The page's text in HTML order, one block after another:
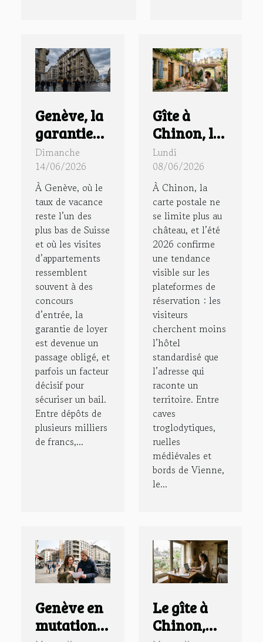
Genève, la
garantie
de loyer
suisse face
à la crise
du
logement
sous haute
tension
Dimanche
14/06/2026
À Genève, où le
taux de vacance
reste l’un des
plus bas de Suisse
et où les visites
d’appartements
ressemblent
souvent à des
concours
d’entrée, la
garantie de loyer
est devenue un
passage obligé, et
parfois un facteur
décisif pour
sécuriser un bail.
Entre dépôts de
plusieurs milliers
de francs,...
Gîte à
Chinon, le
choix
méconnu
des
amateurs
d’histoire
vivante
Lundi
08/06/2026
À Chinon, la
carte postale ne
se limite plus au
château, et l’été
2026 confirme
une tendance
visible sur les
plateformes de
réservation : les
visiteurs
cherchent moins
l’hôtel
standardisé que
l’adresse qui
raconte un
territoire. Entre
caves
troglodytiques,
ruelles
médiévales et
bords de Vienne,
le...
Genève en
mutation,
Le gîte à
Chinon,